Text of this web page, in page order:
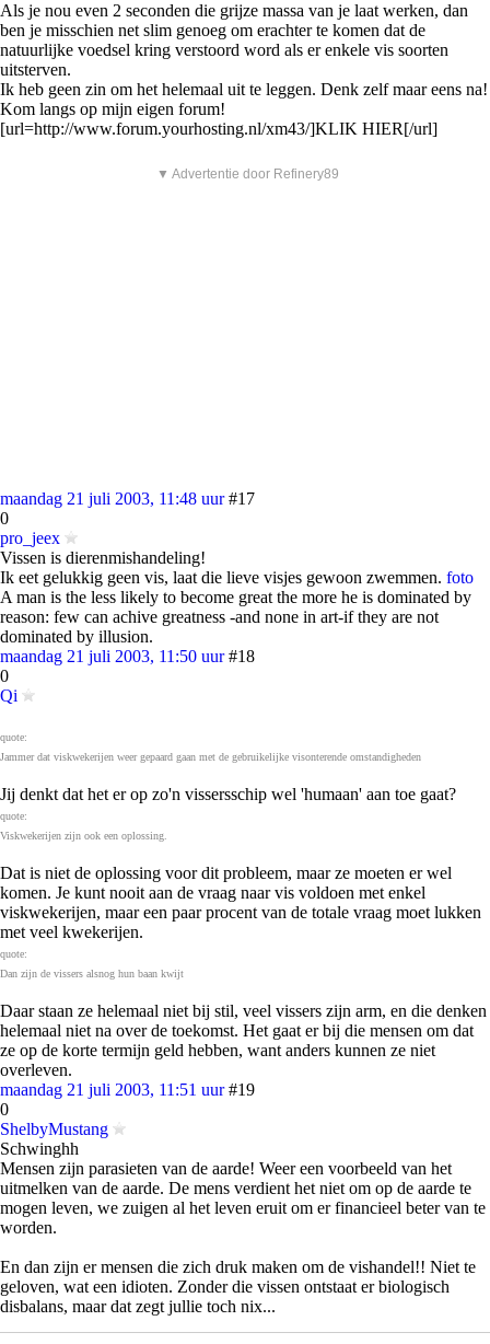
Als je nou even 2 seconden die grijze massa van je laat werken, dan
ben je misschien net slim genoeg om erachter te komen dat de
natuurlijke voedsel kring verstoord word als er enkele vis soorten
uitsterven.
Ik heb geen zin om het helemaal uit te leggen. Denk zelf maar eens na!
Kom langs op mijn eigen forum!
[url=http://www.forum.yourhosting.nl/xm43/]KLIK HIER[/url]
▼ Advertentie door Refinery89
maandag 21 juli 2003, 11:48 uur #17
0
pro_jeex
Vissen is dierenmishandeling!
Ik eet gelukkig geen vis, laat die lieve visjes gewoon zwemmen. foto
A man is the less likely to become great the more he is dominated by
reason: few can achive greatness -and none in art-if they are not
dominated by illusion.
maandag 21 juli 2003, 11:50 uur #18
0
Qi
quote:
Jammer dat viskwekerijen weer gepaard gaan met de gebruikelijke visonterende omstandigheden
Jij denkt dat het er op zo'n vissersschip wel 'humaan' aan toe gaat?
quote:
Viskwekerijen zijn ook een oplossing.
Dat is niet de oplossing voor dit probleem, maar ze moeten er wel
komen. Je kunt nooit aan de vraag naar vis voldoen met enkel
viskwekerijen, maar een paar procent van de totale vraag moet lukken
met veel kwekerijen.
quote:
Dan zijn de vissers alsnog hun baan kwijt
Daar staan ze helemaal niet bij stil, veel vissers zijn arm, en die denken
helemaal niet na over de toekomst. Het gaat er bij die mensen om dat
ze op de korte termijn geld hebben, want anders kunnen ze niet
overleven.
maandag 21 juli 2003, 11:51 uur #19
0
ShelbyMustang
Schwinghh
Mensen zijn parasieten van de aarde! Weer een voorbeeld van het
uitmelken van de aarde. De mens verdient het niet om op de aarde te
mogen leven, we zuigen al het leven eruit om er financieel beter van te
worden.
En dan zijn er mensen die zich druk maken om de vishandel!! Niet te
geloven, wat een idioten. Zonder die vissen ontstaat er biologisch
disbalans, maar dat zegt jullie toch nix...